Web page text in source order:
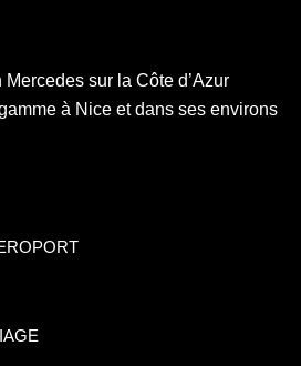
sur la Côte d’Azur
à Nice et dans ses environs